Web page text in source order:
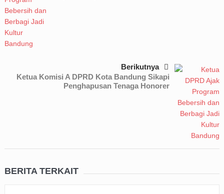
Berikutnya
Ketua Komisi A DPRD Kota Bandung Sikapi
Penghapusan Tenaga Honorer
BERITA TERKAIT